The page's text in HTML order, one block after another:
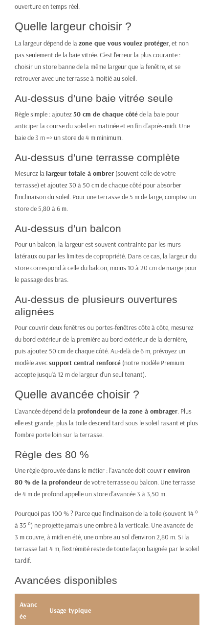
ouverture en temps réel.
Quelle largeur choisir ?
La largeur dépend de lazone que vous voulez protéger, et non
pas seulement de la baie vitrée. C'est l'erreur la plus courante :
choisir un store banne de la même largeur que la fenêtre, et se
retrouver avec une terrasse à moitié au soleil.
Au-dessus d'une baie vitrée seule
Règle simple : ajoutez50 cm de chaque côtéde la baie pour
anticiper la course du soleil en matinée et en fin d'après-midi. Une
baie de 3 m => un store de 4 m minimum.
Au-dessus d'une terrasse complète
Mesurez lalargeur totale à ombrer (souvent celle de votre
terrasse) et ajoutez 30 à 50 cm de chaque côté pour absorber
l'inclinaison du soleil. Pour une terrasse de 5 m de large, comptez un
store de 5,80 à 6 m.
Au-dessus d'un balcon
Pour un balcon, la largeur est souvent contrainte par les murs
latéraux ou par les limites de copropriété. Dans ce cas, la largeur du
store correspond à celle du balcon, moins 10 à 20 cm de marge pour
le passage des bras.
Au-dessus de plusieurs ouvertures
alignées
Pour couvrir deux fenêtres ou portes-fenêtres côte à côte, mesurez
du bord extérieur de la première au bord extérieur de la dernière,
puis ajoutez 50 cm de chaque côté. Au-delà de 6 m, prévoyez un
modèle avecsupport central renforcé (notre modèle Premium
accepte jusqu'à 12 m de largeur d'un seul tenant).
Quelle avancée choisir ?
L'avancée dépend de laprofondeur de la zone à ombrager. Plus
elle est grande, plus la toile descend tard sous le soleil rasant et plus
l'ombre porte loin sur la terrasse.
Règle des 80 %
Une règle éprouvée dans le métier : l'avancée doit couvrirenviron
80 % de la profondeurde votre terrasse ou balcon. Une terrasse
de 4 m de profond appelle un store d'avancée 3 à 3,50 m.
Pourquoi pas 100 % ? Parce que l'inclinaison de la toile (souvent 14 °
à 35 °) ne projette jamais une ombre à la verticale. Une avancée de
3 m couvre, à midi en été, une ombre au sol d'environ 2,80 m. Si la
terrasse fait 4 m, l'extrémité reste de toute façon baignée par le soleil
tardif.
Avancées disponibles
Avanc
ée
Usage typique